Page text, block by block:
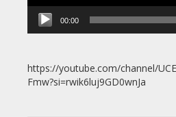
00:00
https://youtube.com/channel/
Fmw?si=rwik6luj9GD0wnJa